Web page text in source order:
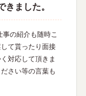
ました。
の紹介も随時こ
て貰ったり面接
対応して頂きま
さい等の言葉も